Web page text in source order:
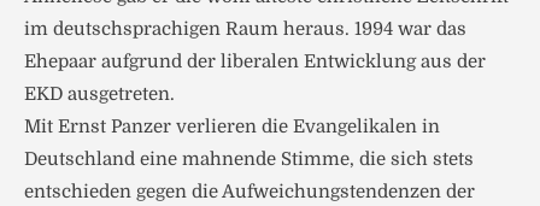
im deutschsprachigen Raum heraus. 1994 war das
Ehepaar aufgrund der liberalen Entwicklung aus der
EKD ausgetreten.
Mit Ernst Panzer verlieren die Evangelikalen in
Deutschland eine mahnende Stimme, die sich stets
entschieden gegen die Aufweichungstendenzen der